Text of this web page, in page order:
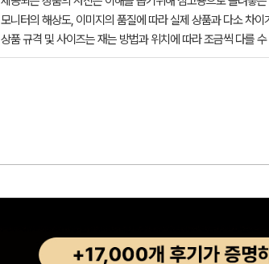
모니터의 해상도, 이미지의 품질에 따라 실제 상품과 다소 차이
상품 규격 및 사이즈는 재는 방법과 위치에 따라 조금씩 다를